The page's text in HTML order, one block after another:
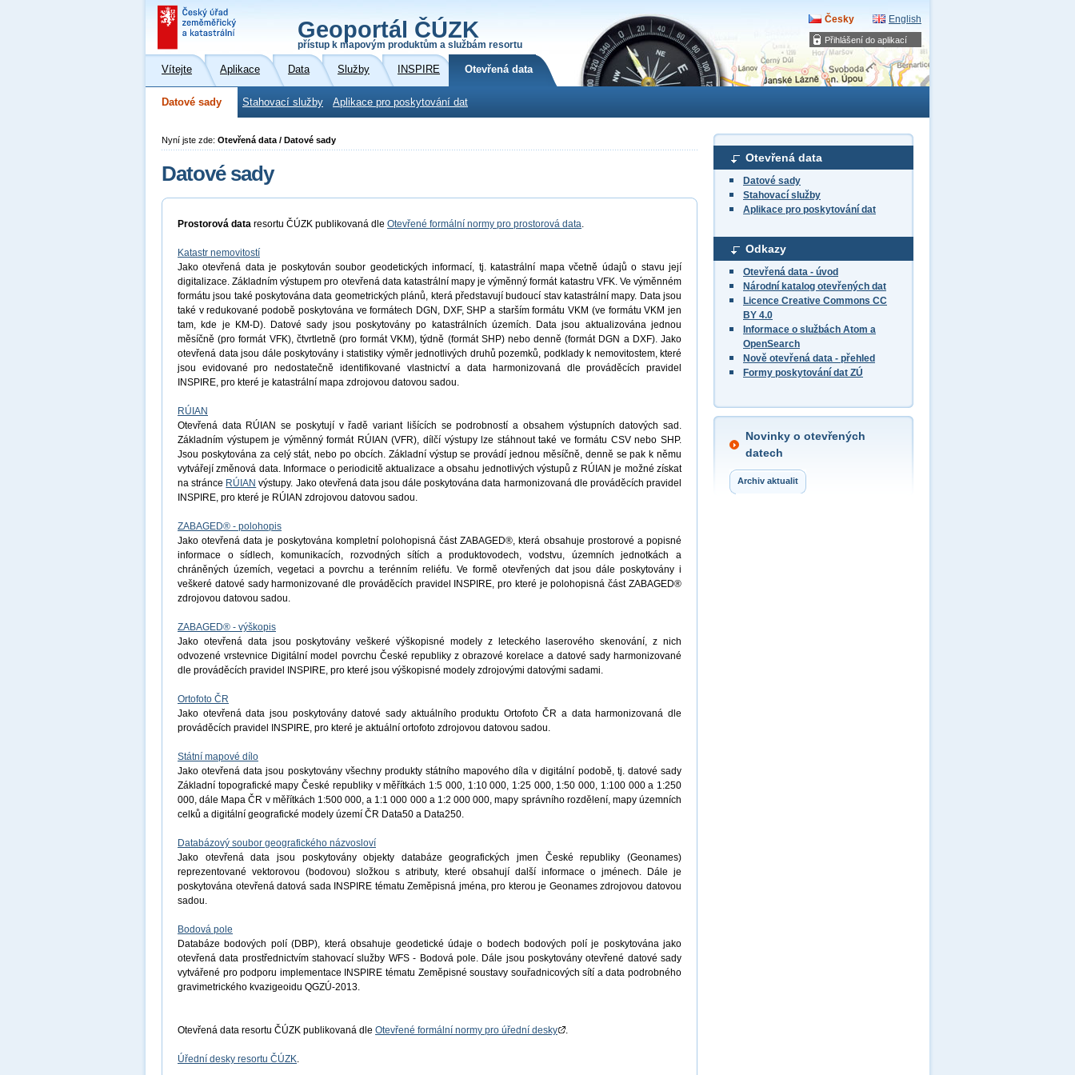
Přihlášení do aplikací
Geoportál ČÚZK
přístup k mapovým produktům a službám resortu
Česky English
Vítejte Aplikace Data Služby INSPIRE Otevřená data
Datové sady Stahovací služby Aplikace pro poskytování dat
Otevřená data
Datové sady
Stahovací služby
Aplikace pro poskytování dat
Odkazy
Otevřená data - úvod
Národní katalog otevřených dat
Licence Creative Commons CC
BY 4.0
Informace o službách Atom a
OpenSearch
Nově otevřená data - přehled
Formy poskytování dat ZÚ
Novinky o otevřených
datech
Archiv aktualit
Nyní jste zde: Otevřená data / Datové sady
Datové sady
Prostorová data resortu ČÚZK publikovaná dle Otevřené formální normy pro prostorová data.
Katastr nemovitostí
Jako otevřená data je poskytován soubor geodetických informací, tj. katastrální mapa včetně údajů o stavu její
digitalizace. Základním výstupem pro otevřená data katastrální mapy je výměnný formát katastru VFK. Ve výměnném
formátu jsou také poskytována data geometrických plánů, která představují budoucí stav katastrální mapy. Data jsou
také v redukované podobě poskytována ve formátech DGN, DXF, SHP a starším formátu VKM (ve formátu VKM jen
tam, kde je KM-D). Datové sady jsou poskytovány po katastrálních územích. Data jsou aktualizována jednou
měsíčně (pro formát VFK), čtvrtletně (pro formát VKM), týdně (formát SHP) nebo denně (formát DGN a DXF). Jako
otevřená data jsou dále poskytovány i statistiky výměr jednotlivých druhů pozemků, podklady k nemovitostem, které
jsou evidované pro nedostatečně identifikované vlastnictví a data harmonizovaná dle prováděcích pravidel
INSPIRE, pro které je katastrální mapa zdrojovou datovou sadou.
RÚIAN
Otevřená data RÚIAN se poskytují v řadě variant lišících se podrobností a obsahem výstupních datových sad.
Základním výstupem je výměnný formát RÚIAN (VFR), dílčí výstupy lze stáhnout také ve formátu CSV nebo SHP.
Jsou poskytována za celý stát, nebo po obcích. Základní výstup se provádí jednou měsíčně, denně se pak k němu
vytvářejí změnová data. Informace o periodicitě aktualizace a obsahu jednotlivých výstupů z RÚIAN je možné získat
na stránce RÚIAN výstupy. Jako otevřená data jsou dále poskytována data harmonizovaná dle prováděcích pravidel
INSPIRE, pro které je RÚIAN zdrojovou datovou sadou.
ZABAGED® - polohopis
Jako otevřená data je poskytována kompletní polohopisná část ZABAGED®, která obsahuje prostorové a popisné
informace o sídlech, komunikacích, rozvodných sítích a produktovodech, vodstvu, územních jednotkách a
chráněných územích, vegetaci a povrchu a terénním reliéfu. Ve formě otevřených dat jsou dále poskytovány i
veškeré datové sady harmonizované dle prováděcích pravidel INSPIRE, pro které je polohopisná část ZABAGED®
zdrojovou datovou sadou.
ZABAGED® - výškopis
Jako otevřená data jsou poskytovány veškeré výškopisné modely z leteckého laserového skenování, z nich
odvozené vrstevnice Digitální model povrchu České republiky z obrazové korelace a datové sady harmonizované
dle prováděcích pravidel INSPIRE, pro které jsou výškopisné modely zdrojovými datovými sadami.
Ortofoto ČR
Jako otevřená data jsou poskytovány datové sady aktuálního produktu Ortofoto ČR a data harmonizovaná dle
prováděcích pravidel INSPIRE, pro které je aktuální ortofoto zdrojovou datovou sadou.
Státní mapové dílo
Jako otevřená data jsou poskytovány všechny produkty státního mapového díla v digitální podobě, tj. datové sady
Základní topografické mapy České republiky v měřítkách 1:5 000, 1:10 000, 1:25 000, 1:50 000, 1:100 000 a 1:250
000, dále Mapa ČR v měřítkách 1:500 000, a 1:1 000 000 a 1:2 000 000, mapy správního rozdělení, mapy územních
celků a digitální geografické modely území ČR Data50 a Data250.
Databázový soubor geografického názvosloví
Jako otevřená data jsou poskytovány objekty databáze geografických jmen České republiky (Geonames)
reprezentované vektorovou (bodovou) složkou s atributy, které obsahují další informace o jménech. Dále je
poskytována otevřená datová sada INSPIRE tématu Zeměpisná jména, pro kterou je Geonames zdrojovou datovou
sadou.
Bodová pole
Databáze bodových polí (DBP), která obsahuje geodetické údaje o bodech bodových polí je poskytována jako
otevřená data prostřednictvím stahovací služby WFS - Bodová pole. Dále jsou poskytovány otevřené datové sady
vytvářené pro podporu implementace INSPIRE tématu Zeměpisné soustavy souřadnicových sítí a data podrobného
gravimetrického kvazigeoidu QGZÚ-2013.
Otevřená data resortu ČÚZK publikovaná dle Otevřené formální normy pro úřední desky .
Úřední desky resortu ČÚZK.